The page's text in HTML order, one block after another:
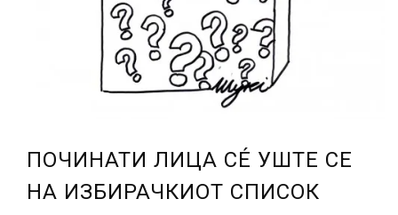
ПОЧИНАТИ ЛИЦА СÉ УШТЕ СЕ
НА ИЗБИРАЧКИОТ СПИСОК